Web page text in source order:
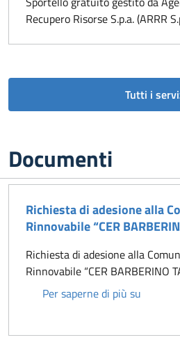
Recupero Risorse S.p.a. (ARRR
Tutti i
Documenti
Richiesta di adesione alla
Rinnovabile “CER
Richiesta di adesione alla
Rinnovabile “CER BARBERINO
Per saperne di più su